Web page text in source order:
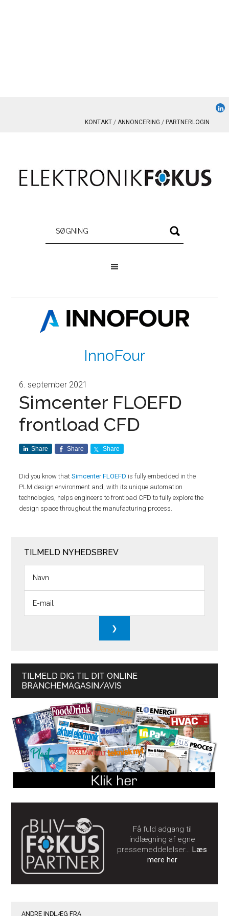
KONTAKT ANNONCERING PARTNERLOGIN
InnoFour
6. september 2021
Simcenter FLOEFD
frontload CFD
Share Share Share
Did you know thatSimcenter FLOEFD is fully embedded in the
PLM design environment and, with its unique automation
technologies, helps engineers to frontload CFD to fully explore the
design space throughout the manufacturing process.
TILMELD NYHEDSBREV
TILMELD DIG TIL DIT ONLINE
BRANCHEMAGASIN/AVIS
Få fuld adgang til
indlægning af egne
pressemeddelelser…Læs
mere her
ANDRE INDLÆG FRA